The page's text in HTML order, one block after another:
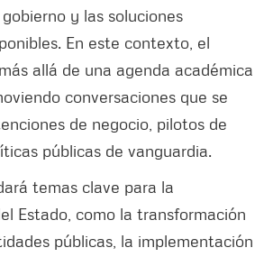
y las soluciones
En este contexto, el
allá de una agenda académica
conversaciones que se
de negocio, pilotos de
públicas de vanguardia.
temas clave para la
Estado, como la transformación
públicas, la implementación